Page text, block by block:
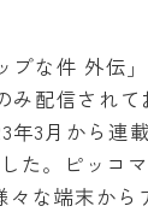
プな件 外伝
み配信されて
年3月から連
た。ピッコ
な端末から